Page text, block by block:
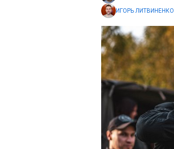
ИГОРЬ ЛИТВИНЕНКО